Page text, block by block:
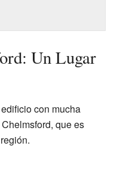
Un Lugar
con mucha
que es